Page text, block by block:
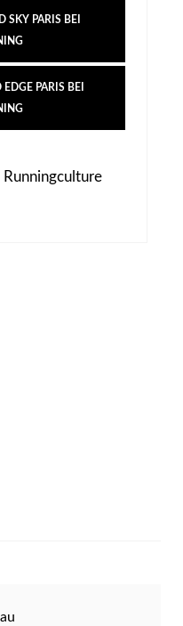
SKY PARIS BEI
PARIS BEI